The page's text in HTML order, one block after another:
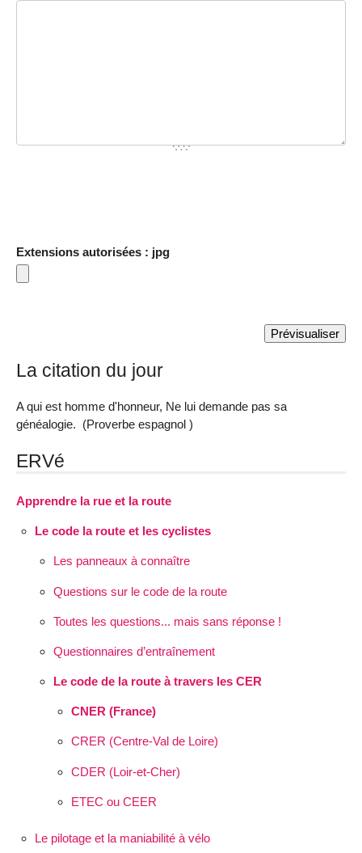
Extensions autorisées : jpg
La citation du jour
A qui est homme d'honneur, Ne lui demande pas sa
généalogie. (Proverbe espagnol )
ERVé
Apprendre la rue et la route
Le code la route et les cyclistes
Les panneaux à connaître
Questions sur le code de la route
Toutes les questions... mais sans réponse !
Questionnaires d’entraînement
Le code de la route à travers les CER
CNER (France)
CRER (Centre-Val de Loire)
CDER (Loir-et-Cher)
ETEC ou CEER
Le pilotage et la maniabilité à vélo